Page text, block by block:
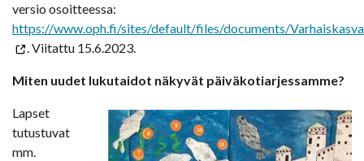
versio osoitteessa:
https://www.oph.fi/sites/default/files/documents/
. Viitattu 15.6.2023.
Miten uudet lukutaidot näkyvät päiväkotiarjessamme?
Lapset
tutustuvat
mm.